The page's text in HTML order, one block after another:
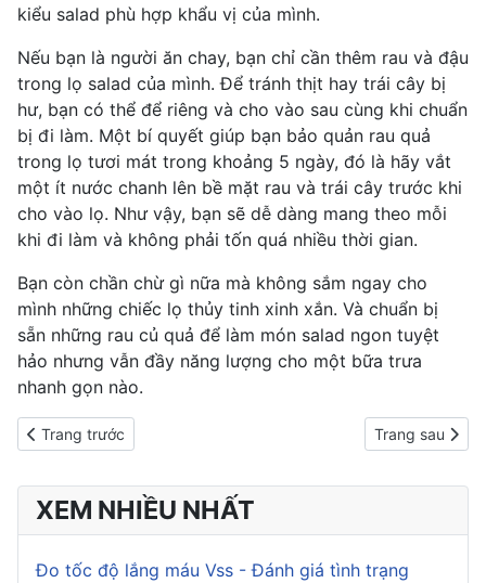
kiểu salad phù hợp khẩu vị của mình.
Nếu bạn là người ăn chay, bạn chỉ cần thêm rau và đậu
trong lọ salad của mình. Để tránh thịt hay trái cây bị
hư, bạn có thể để riêng và cho vào sau cùng khi chuẩn
bị đi làm. Một bí quyết giúp bạn bảo quản rau quả
trong lọ tươi mát trong khoảng 5 ngày, đó là hãy vắt
một ít nước chanh lên bề mặt rau và trái cây trước khi
cho vào lọ. Như vậy, bạn sẽ dễ dàng mang theo mỗi
khi đi làm và không phải tốn quá nhiều thời gian.
Bạn còn chần chừ gì nữa mà không sắm ngay cho
mình những chiếc lọ thủy tinh xinh xắn. Và chuẩn bị
sẵn những rau củ quả để làm món salad ngon tuyệt
hảo nhưng vẫn đầy năng lượng cho một bữa trưa
nhanh gọn nào.
Previous article: Mách bạn 3 cách làm sinh tố cà chua giảm cân
Trang trước Next article:
Trang sau
XEM NHIỀU NHẤT
Đo tốc độ lắng máu Vss - Đánh giá tình trạng